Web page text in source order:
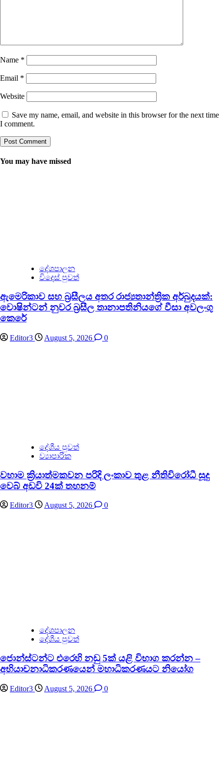
Name *
Email *
Website
Save my name, email, and website in this browser for the next time
I comment.
You may have missed
දේශපාලන
විදෙස් පුවත්
ඇමෙරිකාව සහ බ්‍රසීලය අතර රාජ්‍යතාන්ත්‍රික අර්බුදයක්:
වොෂින්ටන් නුවර බ්‍රසීල තානාපතිනියගේ වීසා අවලංගු
කෙරේ
Editor3 August 5, 2026 0
දේශීය පුවත්
ව්‍යාපාරික
වහාම ක්‍රියාත්මකවන පරිදි ලංකාව තුළ නීතිවිරෝධී සූදු
වෙබ් අඩවි 24ක් තහනම්
Editor3 August 5, 2026 0
දේශපාලන
දේශීය පුවත්
ජොන්ස්ටන්ට එරෙහි නඩු 5ක් යළි විභාග කරන්න –
අභියාචනාධිකරණයෙන් මහාධිකරණයට නියෝග
Editor3 August 5, 2026 0